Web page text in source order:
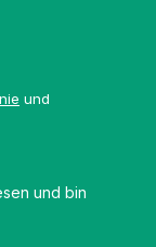
und
und bin